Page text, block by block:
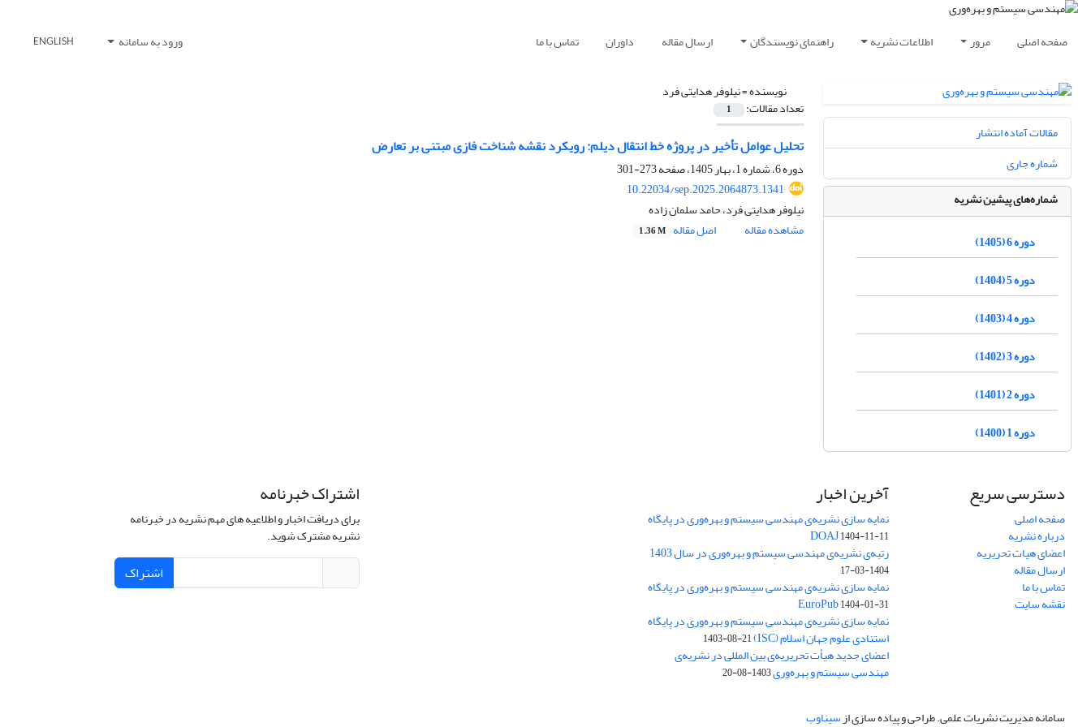
صفحه اصلی مرور اطلاعات نشریه راهنمای نویسندگان ارسال مقاله داوران تماس با ما ورود به سامانه ENGLISH
نویسنده =نیلوفر هدایتی فرد
تعداد مقالات: 1
تحلیل عوامل تأخیر در پروژه خط انتقال دیلم: رویکرد نقشه شناخت فازی مبتنی بر تعارض
دوره 6، شماره 1، بهار 1405، صفحه
273-301
10.22034/sep.2025.2064873.1341
نیلوفر هدایتی فرد، حامد سلمان زاده
مشاهده مقاله
اصل مقاله 1.36 M
مقالات آماده انتشار
شماره جاری
شماره‌های پیشین نشریه
دوره 6 (1405)
دوره 5 (1404)
دوره 4 (1403)
دوره 3 (1402)
دوره 2 (1401)
دوره 1 (1400)
دسترسی سریع
صفحه اصلی
درباره نشریه
اعضای هیات تحریریه
ارسال مقاله
تماس با ما
نقشه سایت
آخرین اخبار
نمایه سازی نشریه‌ی مهندسی سیستم و بهره‌وری در پایگاه
DOAJ1404-11-11
رتبه‌ی نشریه‌ی مهندسی سیستم و بهره‌وری در سال 1403
1404-03-17
نمایه سازی نشریه‌ی مهندسی سیستم و بهره‌وری در پایگاه
EuroPub1404-01-31
نمایه سازی نشریه‌ی مهندسی سیستم و بهره‌وری در پایگاه
استنادی علوم جهان اسلام (ISC) 1403-08-21
اعضای جدید هیأت تحریریه‌ی بین المللی در نشریه‌ی
مهندسی سیستم و بهره‌وری1403-08-20
اشتراک خبرنامه
برای دریافت اخبار و اطلاعیه های مهم نشریه در خبرنامه
نشریه مشترک شوید.
اشتراک
سامانه مدیریت نشریات علمی.طراحی و پیاده سازی ازسیناوب